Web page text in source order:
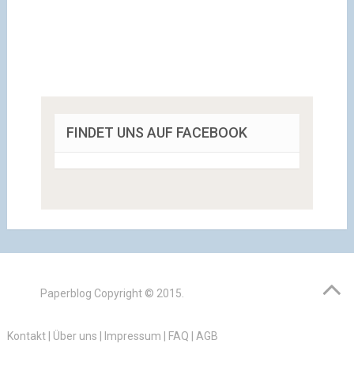
FINDET UNS AUF FACEBOOK
Paperblog Copyright © 2015.
Kontakt| Über uns Impressum FAQ AGB